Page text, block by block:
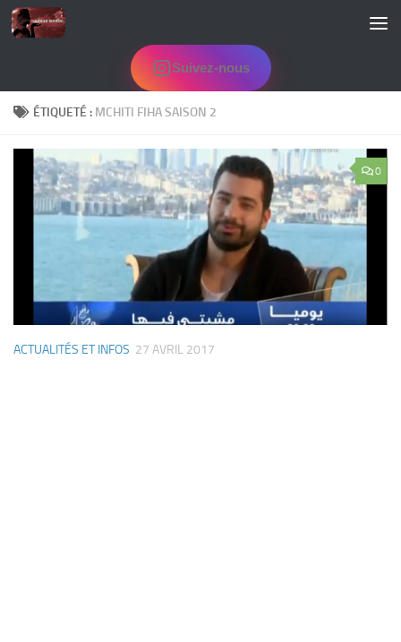
Skip to content
Suivez-nous
ÉTIQUETÉ : MCHITI FIHA SAISON 2
0
ACTUALITÉS ET INFOS 27 AVRIL 2017